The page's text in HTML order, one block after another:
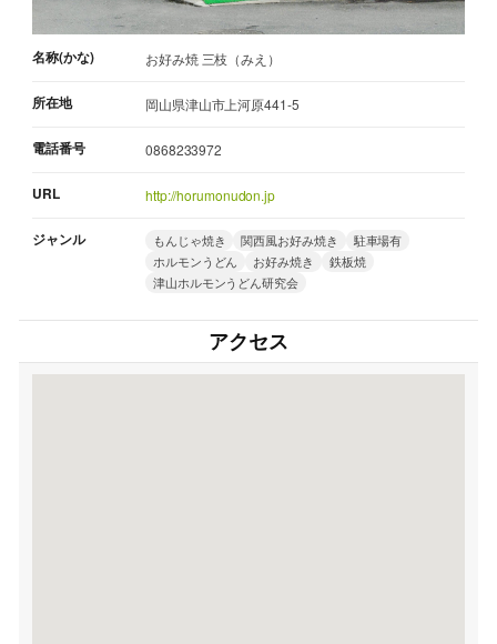
名称(かな) お好み焼 三枝（みえ）
所在地 岡山県津山市上河原441-5
電話番号 0868233972
URL http://horumonudon.jp
ジャンル もんじゃ焼き 関西風お好み焼き
駐車場有
ホルモンうどん
お好み焼き
鉄板焼
津山ホルモンうどん研究会
アクセス